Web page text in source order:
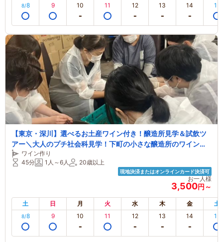
8/8 9 10 11 12 13 14 15
【東京・深川】選べるお土産ワイン付き！醸造所見学＆試飲ツ
アー＼大人のプチ社会科見学！下町の小さな醸造所のワイン作
りを見学いただけます♪その時期おすすめの３種のワインのテイ
スティング＆お土産つき！／
ワイン作り
45分
1人～6人 20歳以上
現地決済またはオンラインカード決済可
お一人様
3,500円～
土 日 月 火 水 木 金 土
8/8 9 10 11 12 13 14 15